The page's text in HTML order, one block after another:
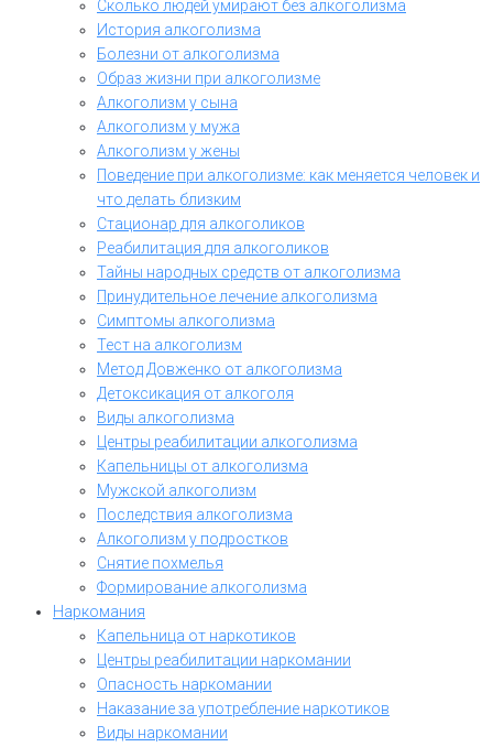
Сколько людей умирают без алкоголизма
История алкоголизма
Болезни от алкоголизма
Образ жизни при алкоголизме
Алкоголизм у сына
Алкоголизм у мужа
Алкоголизм у жены
Поведение при алкоголизме: как меняется человек и
что делать близким
Стационар для алкоголиков
Реабилитация для алкоголиков
Тайны народных средств от алкоголизма
Принудительное лечение алкоголизма
Симптомы алкоголизма
Тест на алкоголизм
Метод Довженко от алкоголизма
Детоксикация от алкоголя
Виды алкоголизма
Центры реабилитации алкоголизма
Капельницы от алкоголизма
Мужской алкоголизм
Последствия алкоголизма
Алкоголизм у подростков
Снятие похмелья
Формирование алкоголизма
Наркомания
Капельница от наркотиков
Центры реабилитации наркомании
Опасность наркомании
Наказание за употребление наркотиков
Виды наркомании